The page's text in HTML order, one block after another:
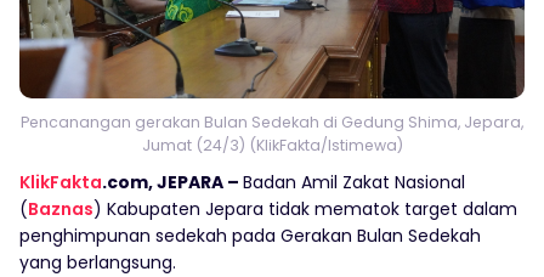
Pencanangan gerakan Bulan Sedekah di Gedung Shima, Jepara,
Jumat (24/3) (KlikFakta/Istimewa)
KlikFakta.com, JEPARA – Badan Amil Zakat Nasional
(Baznas) Kabupaten Jepara tidak mematok target dalam
penghimpunan sedekah pada Gerakan Bulan Sedekah
yang berlangsung.